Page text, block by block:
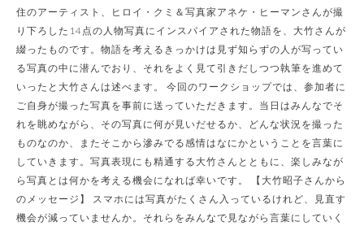
住のアーティスト、ヒロイ・クミ＆写真家アネケ・ヒーマンさんが撮
り下ろした14点の人物写真にインスパイアされた物語を、大竹さんが
綴ったものです。物語を考えるきっかけは見ず知らずの人が写ってい
る写真の中に潜んでおり、それをよく見て引きだしつつ執筆を進めて
いったと大竹さんは述べます。 今回のワークショップでは、参加者に
ご自身が撮った写真を事前に送っていただきます。当日はみんなでそ
れを眺めながら、その写真に何が見いだせるか、どんな状況を撮った
ものなのか、またそこから滲みでる感情はなにかということを言葉に
していきます。写真表現にも精通する大竹さんとともに、楽しみなが
ら写真とは何かを考える機会になれば幸いです。 【大竹昭子さんから
のメッセージ】 スマホには写真がたくさん入っているけれど、見直す
機会が減っていませんか。それらをみんなで見ながら言葉にしていく